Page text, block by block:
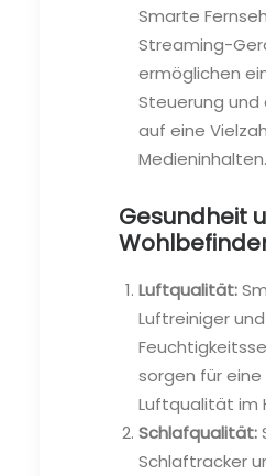
Smarte
Streaming-
ermöglichen
Steuerung und
auf eine
Medieninhalten.
Gesundheit
Luftqualität:
Luftreiniger und
sorgen für
Luftqualität im
Schlafqualität:
Schlaftracker